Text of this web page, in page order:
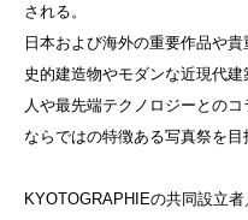
される。
日本および海外の重要作品や
史的建造物やモダンな近現代
人や最先端テクノロジーとの
ならではの特徴ある写真祭を目
KYOTOGRAPHIEの共同設立